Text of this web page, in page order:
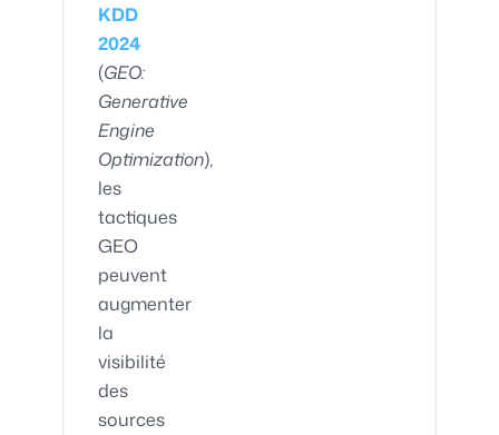
KDD
2024
(GEO:
Generative
Engine
Optimization),
les
tactiques
GEO
peuvent
augmenter
la
visibilité
des
sources